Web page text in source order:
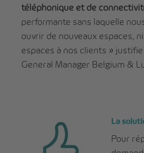
téléphonique et de
performante sans laquelle
ouvrir de nouveaux espaces,
espaces à nos clients »
General Manager Belgium &
La
Pour